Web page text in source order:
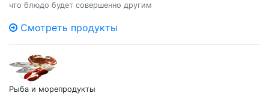
что блюдо будет совершенно другим
Смотреть продукты
Рыба и морепродукты